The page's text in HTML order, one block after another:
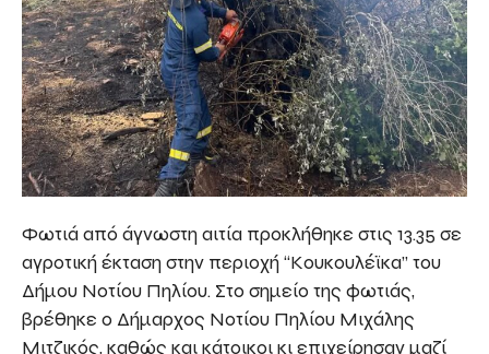
Φωτιά από άγνωστη αιτία προκλήθηκε στις 13.35 σε
αγροτική έκταση στην περιοχή “Κουκουλέϊκα” του
Δήμου Νοτίου Πηλίου. Στο σημείο της φωτιάς,
βρέθηκε ο Δήμαρχος Νοτίου Πηλίου Μιχάλης
Μιτζικός, καθώς και κάτοικοι κι επιχείρησαν μαζί